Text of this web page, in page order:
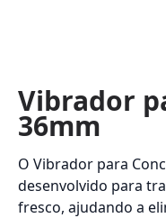
Vibrador
36mm
O Vibrador para
desenvolvido para
fresco, ajudando a